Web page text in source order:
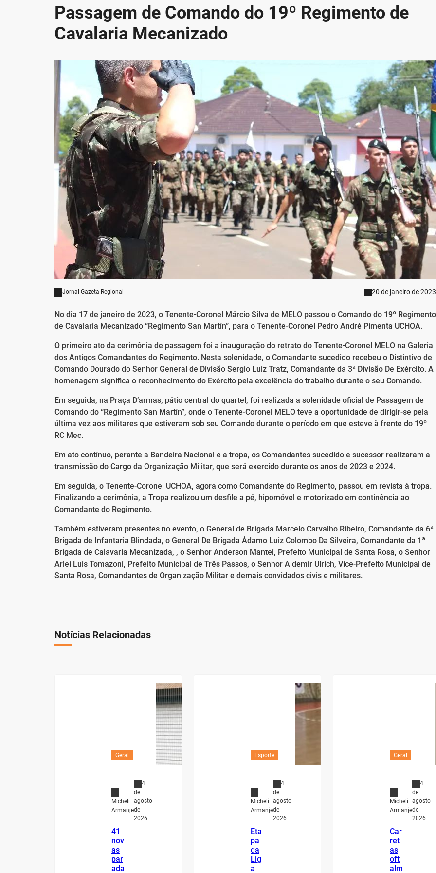
Passagem de Comando do 19º Regimento de
Cavalaria Mecanizado
Jornal Gazeta Regional 20 de janeiro de 2023
No dia 17 de janeiro de 2023, o Tenente-Coronel Márcio Silva de MELO passou o Comando do 19º Regimento
de Cavalaria Mecanizado “Regimento San Martín”, para o Tenente-Coronel Pedro André Pimenta UCHOA.
O primeiro ato da cerimônia de passagem foi a inauguração do retrato do Tenente-Coronel MELO na Galeria
dos Antigos Comandantes do Regimento. Nesta solenidade, o Comandante sucedido recebeu o Distintivo de
Comando Dourado do Senhor General de Divisão Sergio Luiz Tratz, Comandante da 3ª Divisão De Exército. A
homenagem significa o reconhecimento do Exército pela excelência do trabalho durante o seu Comando.
Em seguida, na Praça D’armas, pátio central do quartel, foi realizada a solenidade oficial de Passagem de
Comando do “Regimento San Martín”, onde o Tenente-Coronel MELO teve a oportunidade de dirigir-se pela
última vez aos militares que estiveram sob seu Comando durante o período em que esteve à frente do 19º
RC Mec.
Em ato contínuo, perante a Bandeira Nacional e a tropa, os Comandantes sucedido e sucessor realizaram a
transmissão do Cargo da Organização Militar, que será exercido durante os anos de 2023 e 2024.
Em seguida, o Tenente-Coronel UCHOA, agora como Comandante do Regimento, passou em revista à tropa.
Finalizando a cerimônia, a Tropa realizou um desfile a pé, hipomóvel e motorizado em continência ao
Comandante do Regimento.
Também estiveram presentes no evento, o General de Brigada Marcelo Carvalho Ribeiro, Comandante da 6ª
Brigada de Infantaria Blindada, o General De Brigada Ádamo Luiz Colombo Da Silveira, Comandante da 1ª
Brigada de Calavaria Mecanizada, , o Senhor Anderson Mantei, Prefeito Municipal de Santa Rosa, o Senhor
Arlei Luis Tomazoni, Prefeito Municipal de Três Passos, o Senhor Aldemir Ulrich, Vice-Prefeito Municipal de
Santa Rosa, Comandantes de Organização Militar e demais convidados civis e militares.
Notícias Relacionadas
Geral
Micheli
Armanje
4
de
agosto
de
2026
41
nov
as
par
ada
Esporte
Micheli
Armanje
4
de
agosto
de
2026
Eta
pa
da
Lig
a
Geral
Micheli
Armanje
4
de
agosto
de
2026
Car
ret
as
oft
alm